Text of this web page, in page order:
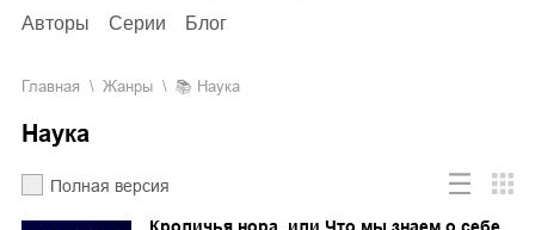
Авторы
Серии Блог
Главная Жанры Наука
Наука
Полная версия
Кроличья нора, или Что мы знаем о себе